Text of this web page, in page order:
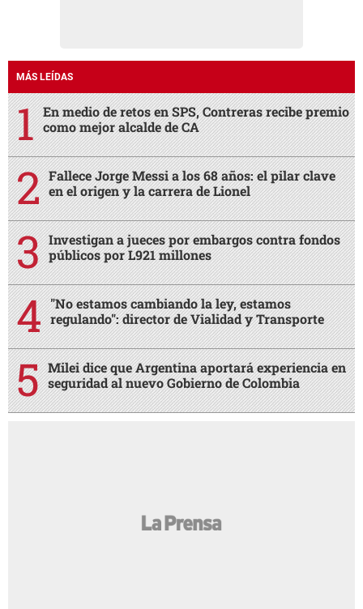
MÁS LEÍDAS
En medio de retos en SPS, Contreras recibe premio
como mejor alcalde de CA
Fallece Jorge Messi a los 68 años: el pilar clave
en el origen y la carrera de Lionel
Investigan a jueces por embargos contra fondos
públicos por L921 millones
"No estamos cambiando la ley, estamos
regulando": director de Vialidad y Transporte
Milei dice que Argentina aportará experiencia en
seguridad al nuevo Gobierno de Colombia